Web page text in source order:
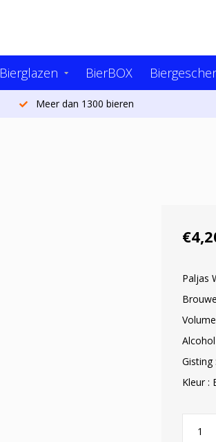
Bierglazen BierBOX
Meer dan 1300 bieren
Paljas
Gisting
Kleur :